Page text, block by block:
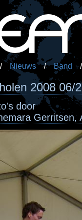
/ Nieuws / Band /
2008 06/
door
Gerritsen,